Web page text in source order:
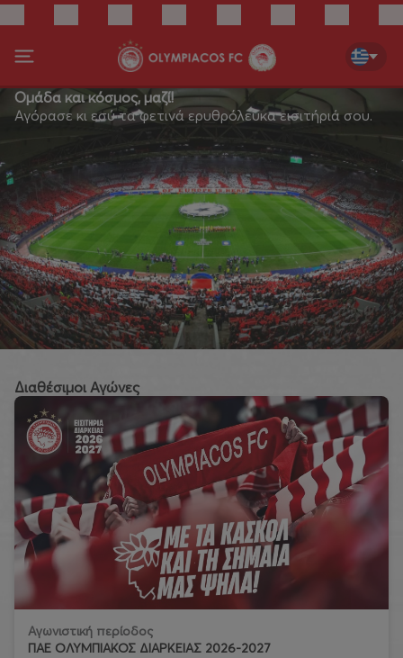
Ομάδα και κόσμος, μαζί!
Αγόρασε κι εσύ τα φετινά ερυθρόλευκα εισιτήριά σου.
Διαθέσιμοι Αγώνες
Αγωνιστική περίοδος
ΠΑΕ ΟΛΥΜΠΙΑΚΟΣ ΔΙΑΡΚΕΙΑΣ 2026-2027